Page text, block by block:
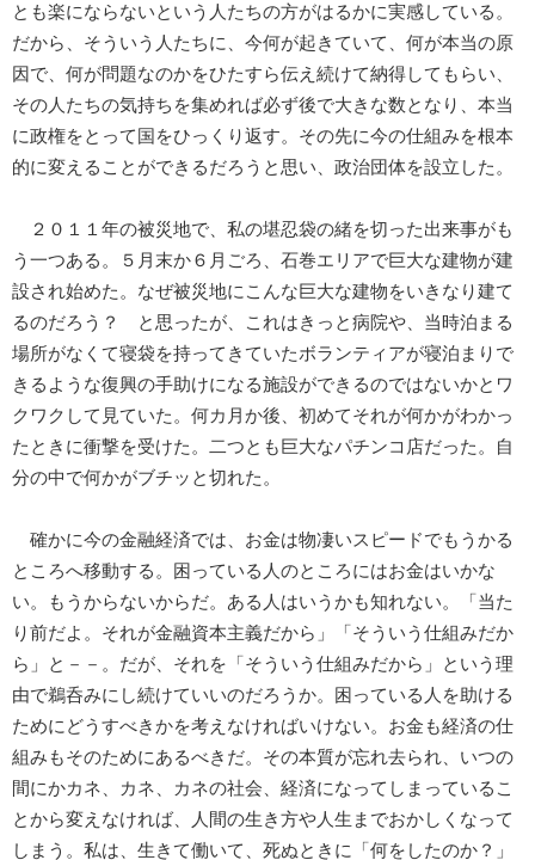
とも楽にならないという人たちの方がはるかに実感している。
だから、そういう人たちに、今何が起きていて、何が本当の原
因で、何が問題なのかをひたすら伝え続けて納得してもらい、
その人たちの気持ちを集めれば必ず後で大きな数となり、本当
に政権をとって国をひっくり返す。その先に今の仕組みを根本
的に変えることができるだろうと思い、政治団体を設立した。
２０１１年の被災地で、私の堪忍袋の緒を切った出来事がも
う一つある。５月末か６月ごろ、石巻エリアで巨大な建物が建
設され始めた。なぜ被災地にこんな巨大な建物をいきなり建て
るのだろう？ と思ったが、これはきっと病院や、当時泊まる
場所がなくて寝袋を持ってきていたボランティアが寝泊まりで
きるような復興の手助けになる施設ができるのではないかとワ
クワクして見ていた。何カ月か後、初めてそれが何かがわかっ
たときに衝撃を受けた。二つとも巨大なパチンコ店だった。自
分の中で何かがブチッと切れた。
確かに今の金融経済では、お金は物凄いスピードでもうかる
ところへ移動する。困っている人のところにはお金はいかな
い。もうからないからだ。ある人はいうかも知れない。「当た
り前だよ。それが金融資本主義だから」「そういう仕組みだか
ら」と－－。だが、それを「そういう仕組みだから」という理
由で鵜呑みにし続けていいのだろうか。困っている人を助ける
ためにどうすべきかを考えなければいけない。お金も経済の仕
組みもそのためにあるべきだ。その本質が忘れ去られ、いつの
間にかカネ、カネ、カネの社会、経済になってしまっているこ
とから変えなければ、人間の生き方や人生までおかしくなって
しまう。私は、生きて働いて、死ぬときに「何をしたのか？」